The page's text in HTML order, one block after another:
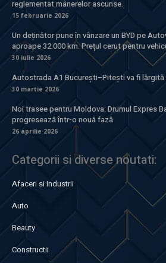
reglementat mânerelor ascunse.
15 februarie 2026
Un deținător pune în vânzare un BYD pe
aproape 32.000 km. Prețul cerut pentru
30 iulie 2026
Autostrada A1 București–Pitești va fi lărgită
30 martie 2026
Noi trasee pentru Moldova: Drumul Expres
progresează într-o nouă fază
26 aprilie 2026
Categorii si diverse noutati:
Afaceri si Industrii
Auto
Beauty
Constructii